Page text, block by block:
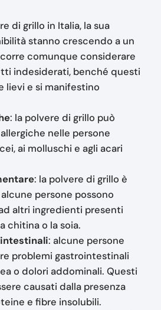
di grillo in Italia, la sua
stanno crescendo a un
comunque considerare
indesiderati, benché questi
lievi e si manifestino
: la polvere di grillo può
nelle persone
ai molluschi e agli acari
: la polvere di grillo è
persone possono
altri ingredienti presenti
chitina o la soia.
: alcune persone
problemi gastrointestinali
o dolori addominali. Questi
causati dalla presenza
e fibre insolubili.